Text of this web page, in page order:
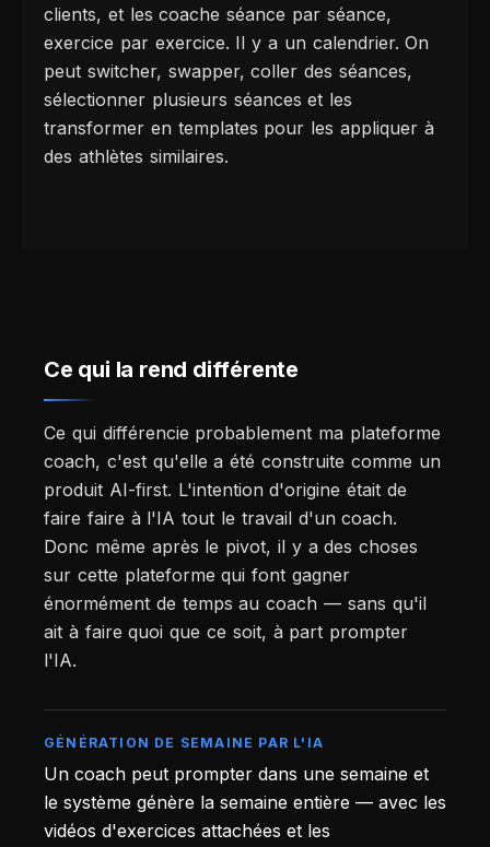
clients, et les coache séance par séance,
exercice par exercice. Il y a un calendrier. On
peut switcher, swapper, coller des séances,
sélectionner plusieurs séances et les
transformer en templates pour les appliquer à
des athlètes similaires.
Ce qui la rend différente
Ce qui différencie probablement ma plateforme
coach, c'est qu'elle a été construite comme un
produit AI-first. L'intention d'origine était de
faire faire à l'IA tout le travail d'un coach.
Donc même après le pivot, il y a des choses
sur cette plateforme qui font gagner
énormément de temps au coach — sans qu'il
ait à faire quoi que ce soit, à part prompter
l'IA.
GÉNÉRATION DE SEMAINE PAR L'IA
Un coach peut prompter dans une semaine et
le système génère la semaine entière — avec les
vidéos d'exercices attachées et les